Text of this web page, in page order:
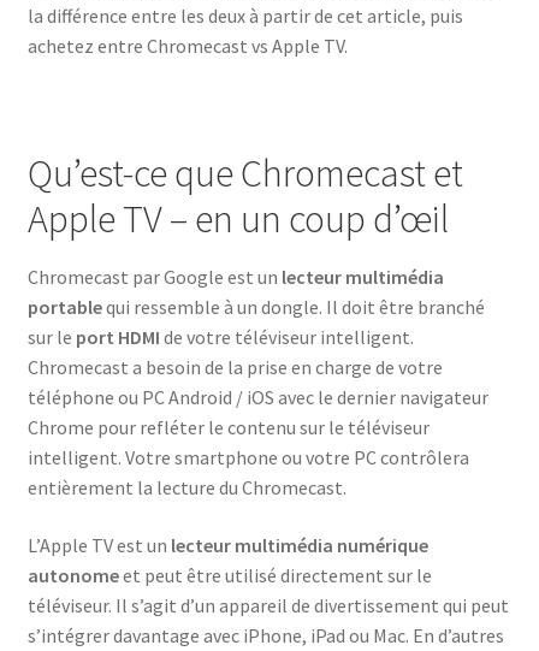
la différence entre les deux à partir de cet article, puis
achetez entre Chromecast vs Apple TV.
Qu’est-ce que Chromecast et
Apple TV – en un coup d’œil
Chromecast par Google est un lecteur multimédia
portablequi ressemble à un dongle. Il doit être branché
sur le port HDMI de votre téléviseur intelligent.
Chromecast a besoin de la prise en charge de votre
téléphone ou PC Android / iOS avec le dernier navigateur
Chrome pour refléter le contenu sur le téléviseur
intelligent. Votre smartphone ou votre PC contrôlera
entièrement la lecture du Chromecast.
L’Apple TV est un lecteur multimédia numérique
autonomeet peut être utilisé directement sur le
téléviseur. Il s’agit d’un appareil de divertissement qui peut
s’intégrer davantage avec iPhone, iPad ou Mac. En d’autres